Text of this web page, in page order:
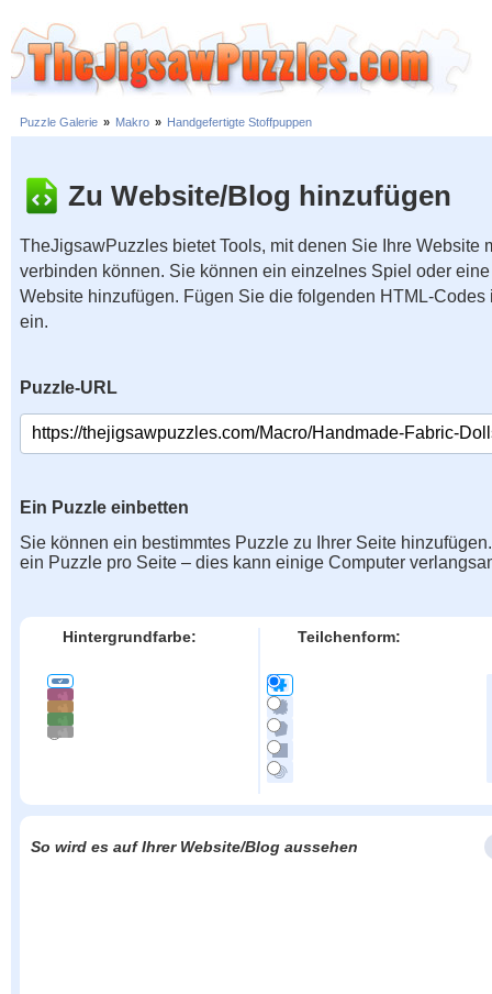
Puzzle Galerie » Makro » Handgefertigte Stoffpuppen
Zu Website/Blog hinzufügen
TheJigsawPuzzles bietet Tools, mit denen Sie Ihre Website
verbinden können. Sie können ein einzelnes Spiel oder
Website hinzufügen. Fügen Sie die folgenden HTML-
ein.
Puzzle-URL
Ein Puzzle einbetten
Sie können ein bestimmtes Puzzle zu Ihrer Seite
ein Puzzle pro Seite – dies kann einige Computer
Hintergrundfarbe: Teilchenform:
So wird es auf Ihrer Website/Blog aussehen